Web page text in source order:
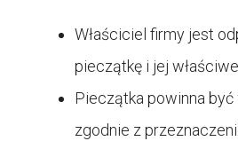
Właściciel firmy jest
pieczątkę i jej
Pieczątka powinna
zgodnie z